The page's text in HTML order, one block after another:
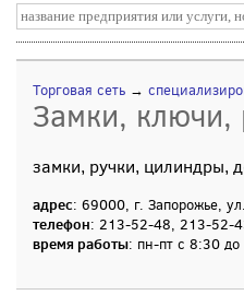
Торговая сеть →
Замки, ключи,
замки, ручки, цилиндры,
адрес: 69000, г. Запорожье,
телефон: 213-52-48, 213-52-
время работы: пн-пт с 8:30